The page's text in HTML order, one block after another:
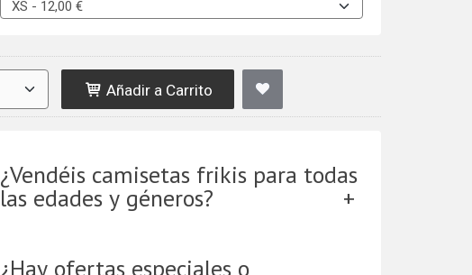
Añadir a Carrito
¿Vendéis camisetas frikis para todas
las edades y géneros?
¿Hay ofertas especiales o